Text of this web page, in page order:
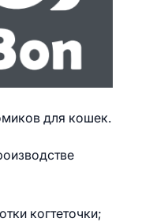
для кошек.
когтеточки;